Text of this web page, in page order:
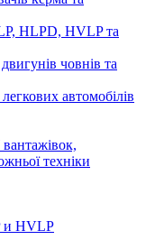
HLPD, HVLP та
човнів та
автомобілів
техніки
и HVLP